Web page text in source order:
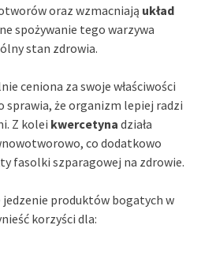
oraz wzmacniają układ
spożywanie tego warzywa
stan zdrowia.
ceniona za swoje właściwości
sprawia, że organizm lepiej radzi
Z kolei kwercetyna działa
co dodatkowo
fasolki szparagowej na zdrowie.
produktów bogatych w
korzyści dla: